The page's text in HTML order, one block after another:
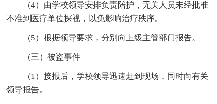
（4）由学校领导安排负责陪护，无关人员未经批准
不准到医疗单位探视，以免影响治疗秩序。
（5）根据领导要求，分别向上级主管部门报告。
（三）被盗事件
（1）接报后，学校领导迅速赶到现场，同时向有关
领导报告。